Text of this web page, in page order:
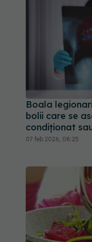
Boala
bolii care se
condiționat
07 feb 2026, 08:25